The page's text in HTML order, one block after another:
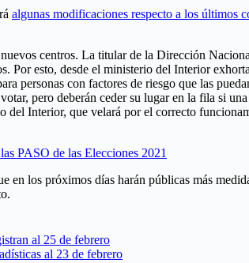
algunas modificaciones respecto a los últimos
centros. La titular de la Dirección
Por esto, desde el ministerio del Interior
personas con factores de riesgo que las
pero deberán ceder su lugar en la fila si
Interior, que velará por el correcto
PASO de las Elecciones 2021
en los próximos días harán públicas más
al 25 de febrero
al 23 de febrero